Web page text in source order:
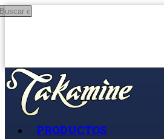
Ir al contenido principal
en
PRODUCTOS